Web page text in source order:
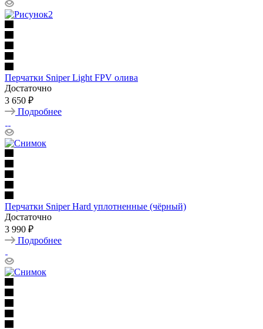
Перчатки Sniper Light FPV олива
Достаточно
3 650 ₽
Подробнее
Перчатки Sniper Hard уплотненные (чёрный)
Достаточно
3 990 ₽
Подробнее